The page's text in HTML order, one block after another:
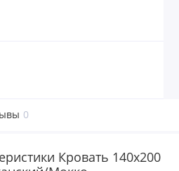
0
Кровать 140x200